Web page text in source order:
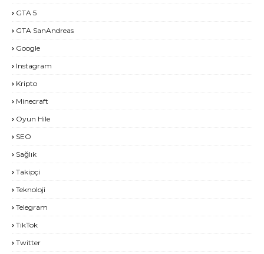
GTA 5
GTA SanAndreas
Google
Instagram
Kripto
Minecraft
Oyun Hile
SEO
Sağlık
Takipçi
Teknoloji
Telegram
TikTok
Twitter